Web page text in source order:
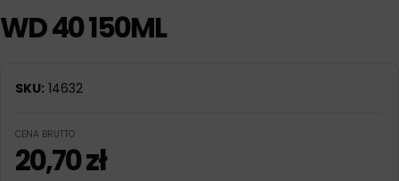
WD 40 150ML
SKU: 14632
CENA BRUTTO
20,70zł